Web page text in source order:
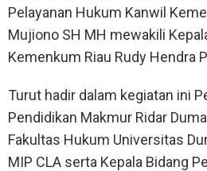
Pelayanan Hukum Kanwil
Mujiono SH MH mewakili
Kemenkum Riau Rudy Hendra
Turut hadir dalam kegiatan ini
Pendidikan Makmur Ridar
Fakultas Hukum Universitas
MIP CLA serta Kepala Bidang